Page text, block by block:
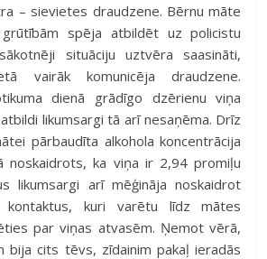
– sievietes draudzene. Bērnu māte
spēja atbildēt uz policistu
situāciju uztvēra saasināti,
vairāk komunicēja draudzene.
dienā grādīgo dzērienu viņa
likumsargi tā arī nesaņēma. Drīz
pārbaudīta alkohola koncentrācija
noskaidrots, ka viņa ir 2,94 promiļu
likumsargi arī mēģināja noskaidrot
kontaktus, kuri varētu līdz mātes
par viņas atvasēm. Ņemot vērā,
bija cits tēvs, zīdainim pakaļ ieradās